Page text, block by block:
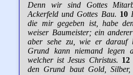
Denn wir sind Gottes
Ackerfeld und Gottes Bau. 10
die mir gegeben ist, habe
weiser Baumeister; ein
aber sehe zu, wie er darauf
Grund kann niemand legen
welcher ist Jesus Christus. 12
den Grund baut Gold, Silber,